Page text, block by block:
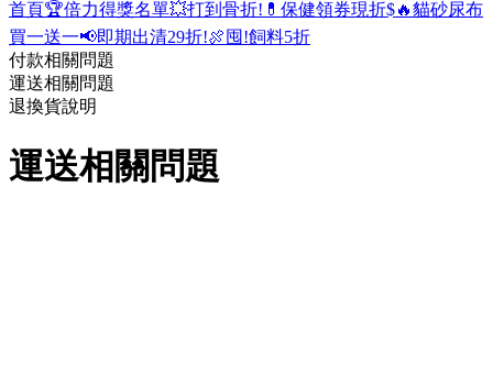
首頁🏆倍力得獎名單💥打到骨折! 💊保健領券現折$🔥貓砂尿布
買一送一📢即期出清29折!🍖囤!飼料5折
付款相關問題
運送相關問題
退換貨說明
運送相關問題